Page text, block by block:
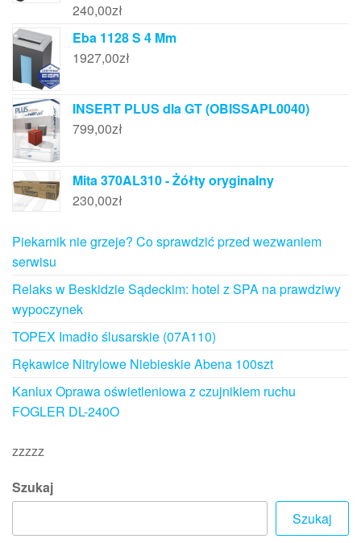
240,00zł
Eba 1128 S 4 Mm
1927,00zł
INSERT PLUS dla GT (OBISSAPL0040)
799,00zł
Mita 370AL310 - Żółty oryginalny
230,00zł
Piekarnik nie grzeje? Co sprawdzić przed wezwaniem
serwisu
Relaks w Beskidzie Sądeckim: hotel z SPA na prawdziwy
wypoczynek
TOPEX Imadło ślusarskie (07A110)
Rękawice Nitrylowe Niebieskie Abena 100szt
Kanlux Oprawa oświetleniowa z czujnikiem ruchu
FOGLER DL-240O
zzzzz
Szukaj
Szukaj